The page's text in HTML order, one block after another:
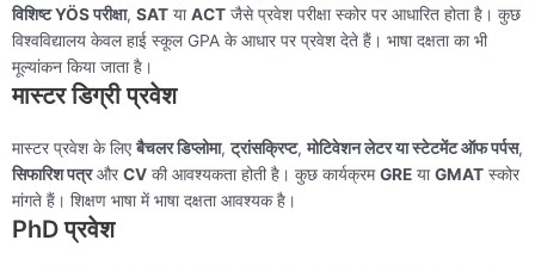
विशिष्ट YÖS परीक्षा, SAT याACT जैसे प्रवेश परीक्षा स्कोर पर आधारित होता है। कुछ
विश्वविद्यालय केवल हाई स्कूल GPA के आधार पर प्रवेश देते हैं। भाषा दक्षता का भी
मूल्यांकन किया जाता है।
मास्टर डिग्री प्रवेश
मास्टर प्रवेश के लिएबैचलर डिप्लोमा,ट्रांसक्रिप्ट,मोटिवेशन लेटर या स्टेटमेंट ऑफ पर्पस,
सिफारिश पत्रऔरCV की आवश्यकता होती है। कुछ कार्यक्रमGRE याGMAT स्कोर
मांगते हैं। शिक्षण भाषा में भाषा दक्षता आवश्यक है।
PhD प्रवेश